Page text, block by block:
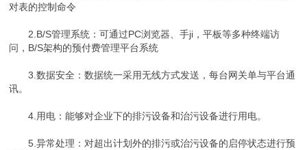
对表的控制命令
2.B/S管理系统：可通过PC浏览器、手ji，平板等多种终端访
问，B/S架构的预付费管理平台系统
3.数据安全：数据统一采用无线方式发送，每台网关单与平台通
讯。
4.用电：能够对企业下的排污设备和治污设备进行用电。
5.异常处理：对超出计划外的排污或治污设备的启停状态进行预